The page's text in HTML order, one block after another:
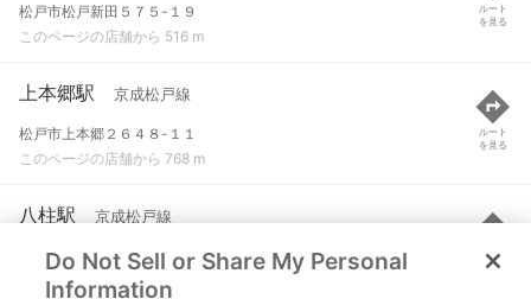
松戸市松戸新田５７５-１９
このページの店舗から 516 m
ルート
を見る
上本郷駅 京成松戸線
松戸市上本郷２６４８-１１
このページの店舗から 768 m
ルート
を見る
八柱駅 京成松戸線
松戸市日暮３７１-４
このページの店舗から 1.2 km
ルート
を見る
Do Not Sell or Share My Personal
Information